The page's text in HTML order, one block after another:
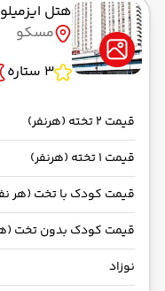
هتل
مسکو
3 ستاره
قیمت 2 تخته (هرنفر)
قیمت 1 تخته (هرنفر)
قیمت کودک با تخت (هر
قیمت کودک بدون تخت
نوزاد